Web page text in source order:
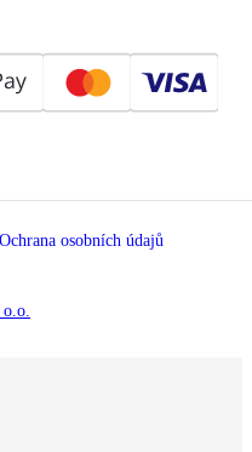
Ochrana osobních údajů